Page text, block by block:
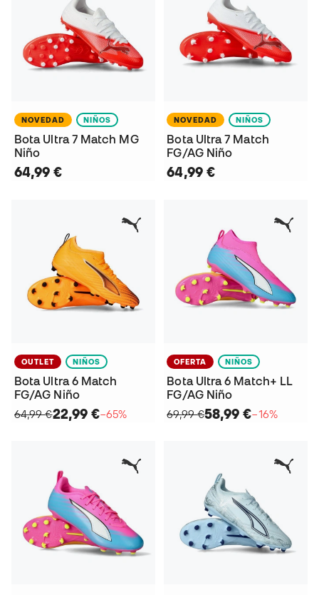
NOVEDAD NIÑOS
Bota Ultra 7 Match MG
Niño
64,99 €
NOVEDAD NIÑOS
Bota Ultra 7 Match
FG/AG Niño
64,99 €
OUTLET NIÑOS
Bota Ultra 6 Match
FG/AG Niño
64,99 €22,99 €−65%
OFERTA NIÑOS
Bota Ultra 6 Match+ LL
FG/AG Niño
69,99 €58,99 €−16%